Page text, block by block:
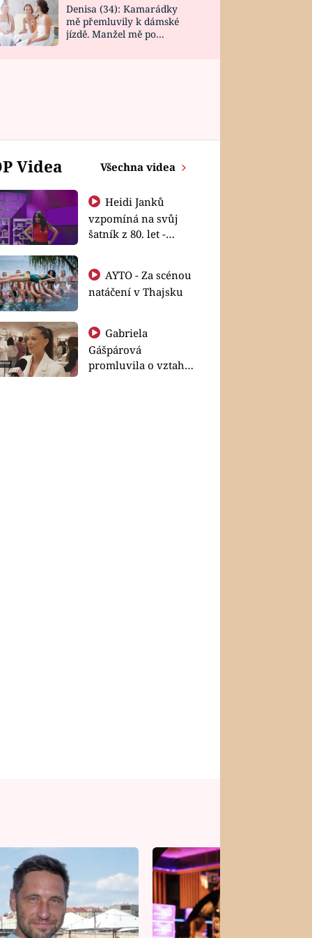
Denisa (34): Kamarádky
mě přemluvily k dámské
jízdě. Manžel mě po
Videa Všechna videa
Heidi Janků
vzpomíná na svůj
šatník z 80. let -
natáčení v Thajsku
Gabriela
Gášpárová
promluvila o vztahu